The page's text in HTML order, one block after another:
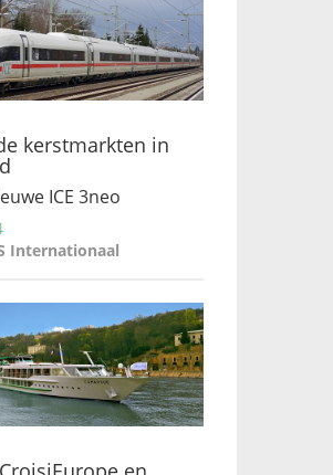
kerstmarkten in
ICE 3neo
Internationaal